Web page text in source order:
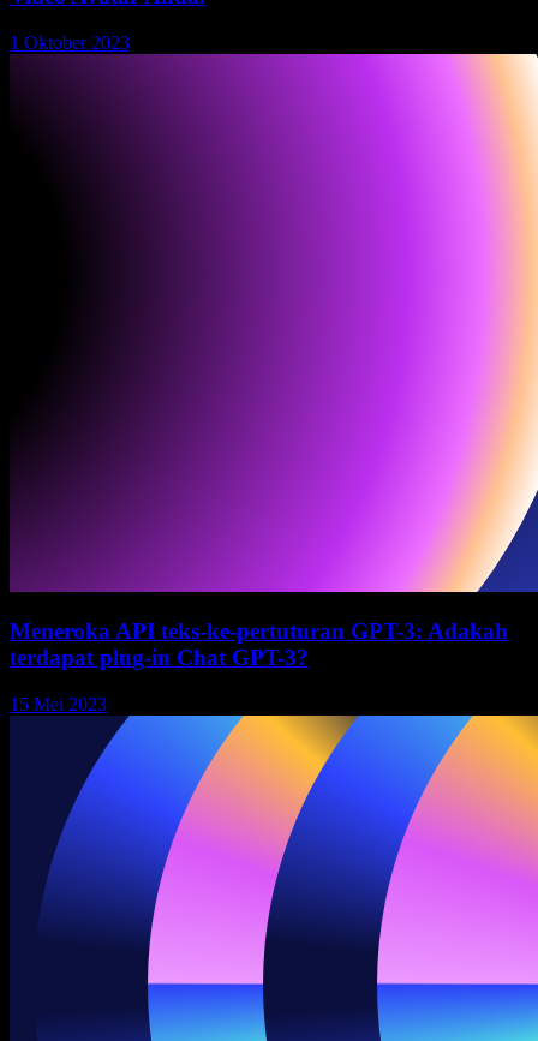
1 Oktober 2023
Meneroka API teks-ke-pertuturan GPT-3: Adakah
terdapat plug-in Chat GPT-3?
15 Mei 2023